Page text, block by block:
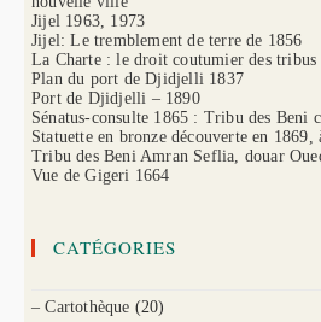
Jijel 1963, 1973
Jijel: Le tremblement de terre de 1856
La Charte : le droit coutumier des
Plan du port de Djidjelli 1837
Port de Djidjelli – 1890
Sénatus-consulte 1865 : Tribu des Beni
Statuette en bronze découverte en
Tribu des Beni Amran Seflia, douar
Vue de Gigeri 1664
CATÉGORIES
– Cartothèque (20)